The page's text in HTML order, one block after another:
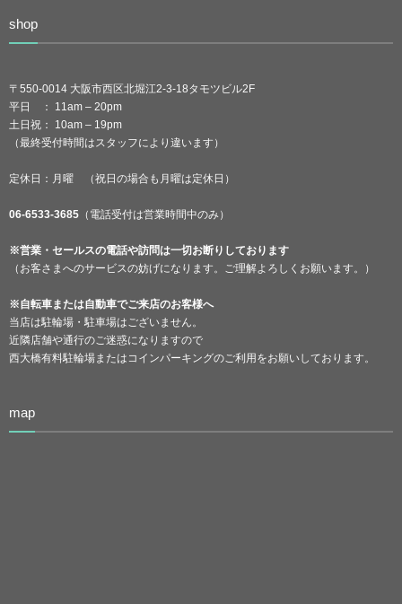
shop
〒550-0014 大阪市西区北堀江2-3-18タモツビル2F
平日 ： 11am – 20pm
土日祝： 10am – 19pm
（最終受付時間はスタッフにより違います）
定休日：月曜 （祝日の場合も月曜は定休日）
06-6533-3685 （電話受付は営業時間中のみ）
※営業・セールスの電話や訪問は一切お断りしております
（お客さまへのサービスの妨げになります。ご理解よろしくお願います。）
※自転車または自動車でご来店のお客様へ
当店は駐輪場・駐車場はございません。
近隣店舗や通行のご迷惑になりますので
西大橋有料駐輪場またはコインパーキングのご利用をお願いしております。
map